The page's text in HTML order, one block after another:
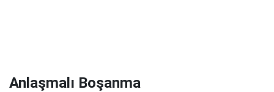
Anlaşmalı Boşanma